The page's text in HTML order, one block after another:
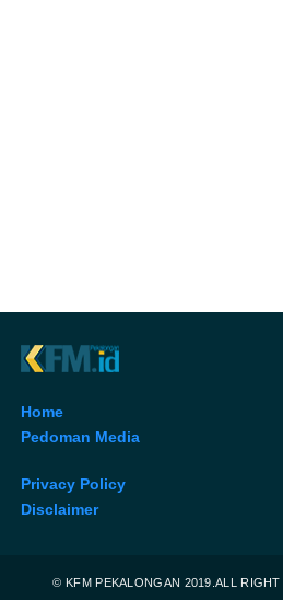
Home
Pedoman Media
Privacy Policy
Disclaimer
© KFM PEKALONGAN 2019.ALL RIGHT